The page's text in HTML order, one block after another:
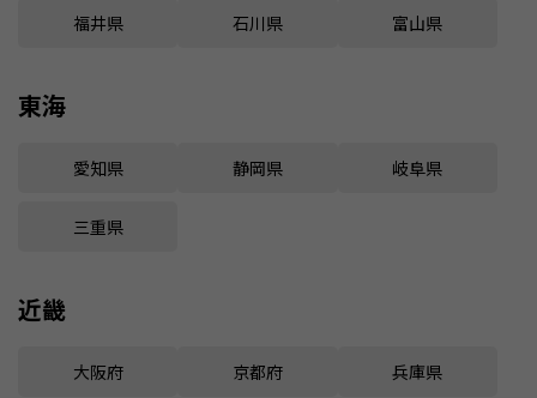
福井県 石川県 富山県
東海
愛知県 静岡県 岐阜県
三重県
近畿
大阪府 京都府 兵庫県